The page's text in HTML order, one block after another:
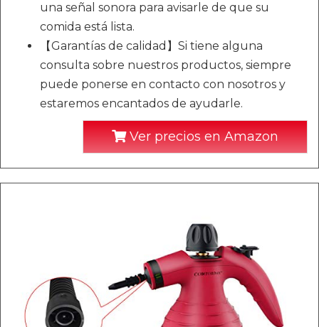
una señal sonora para avisarle de que su
comida está lista.
【Garantías de calidad】Si tiene alguna
consulta sobre nuestros productos, siempre
puede ponerse en contacto con nosotros y
estaremos encantados de ayudarle.
Ver precios en Amazon